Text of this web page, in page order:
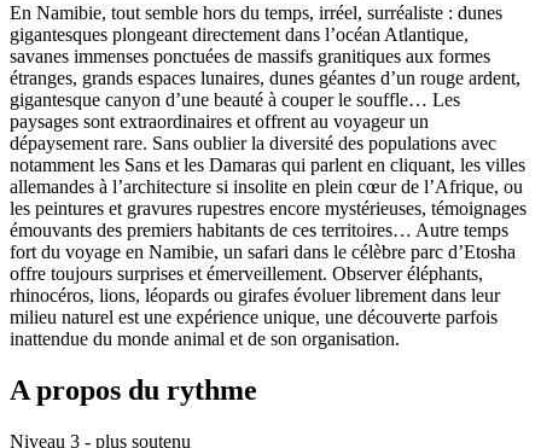
En Namibie, tout semble hors du temps, irréel, surréaliste : dunes
gigantesques plongeant directement dans l’océan Atlantique,
savanes immenses ponctuées de massifs granitiques aux formes
étranges, grands espaces lunaires, dunes géantes d’un rouge ardent,
gigantesque canyon d’une beauté à couper le souffle… Les
paysages sont extraordinaires et offrent au voyageur un
dépaysement rare. Sans oublier la diversité des populations avec
notamment les Sans et les Damaras qui parlent en cliquant, les villes
allemandes à l’architecture si insolite en plein cœur de l’Afrique, ou
les peintures et gravures rupestres encore mystérieuses, témoignages
émouvants des premiers habitants de ces territoires… Autre temps
fort du voyage en Namibie, un safari dans le célèbre parc d’Etosha
offre toujours surprises et émerveillement. Observer éléphants,
rhinocéros, lions, léopards ou girafes évoluer librement dans leur
milieu naturel est une expérience unique, une découverte parfois
inattendue du monde animal et de son organisation.
A propos du rythme
Niveau 3 - plus soutenu